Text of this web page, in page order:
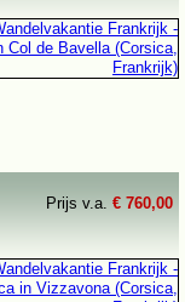
Prijs v.a. € 760,00